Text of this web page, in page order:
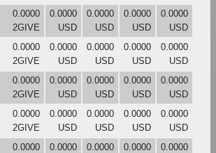
0.0000
2GIVE
0.0000
USD
0.0000
USD
0.0000
USD
0.0000
USD
0.0000
2GIVE
0.0000
USD
0.0000
USD
0.0000
USD
0.0000
USD
0.0000
2GIVE
0.0000
USD
0.0000
USD
0.0000
USD
0.0000
USD
0.0000
2GIVE
0.0000
USD
0.0000
USD
0.0000
USD
0.0000
USD
0.0000
0.0000
0.0000
0.0000
0.0000